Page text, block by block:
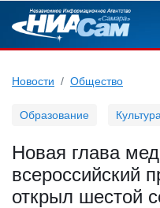
Новости Общество
Образование Культура
Новая глава
всероссийский
открыл шестой